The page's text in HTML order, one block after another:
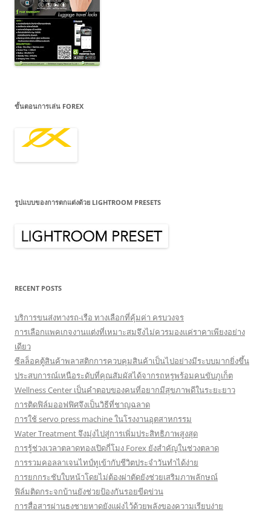
ขั้นตอนการเล่น FOREX
รูปแบบของการตกแต่งด้วย LIGHTROOM PRESETS
RECENT POSTS
บริการขนส่งทางรถ-เรือ ทางเลือกที่คุ้มค่า ครบวงจร
การเลือกแพคเกจงานแต่งที่เหมาะสมจึงไม่ควรมองแค่ราคาเพียงอย่าง
เดียว
ซีลล็อคตู้สินค้าพลาสติกการควบคุมสินค้าเป็นไปอย่างมีระบบมากยิ่งขึ้น
ประสบการณ์เหนือระดับที่คุณสัมผัสได้จากรถหรูพร้อมคนขับภูเก็ต
Wellness Center เป็นคำตอบของคนที่อยากมีสุขภาพดีในระยะยาว
การติดฟิล์มออฟฟิศจึงเป็นวิธีที่ชาญฉลาด
การใช้ servo press machine ในโรงงานอุตสาหกรรม
Water Treatment จึงมุ่งไปสู่การเพิ่มประสิทธิภาพสูงสุด
การรู้ช่วงเวลาตลาดทองเปิดกี่โมง Forex ยังสำคัญในช่วงตลาด
การรวมคอลลาเจนไทป์ทูเข้ากับชีวิตประจำวันทำได้ง่าย
การยกกระชับใบหน้าโดยไม่ต้องผ่าตัดยังช่วยเสริมภาพลักษณ์
ฟิล์มติดกระจกบ้านยังช่วยป้องกันรอยขีดข่วน
การสื่อสารผ่านธงชายหาดยังแฝงไว้ด้วยพลังของความเรียบง่าย